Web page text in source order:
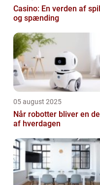
Casino: En verden af spil
og spænding
05 august 2025
Når robotter bliver en del
af hverdagen